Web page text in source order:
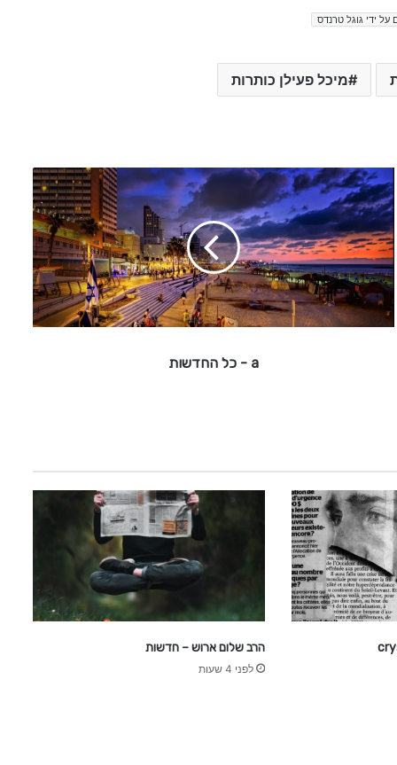
על ידי גוגל טרנדס
מיכל פעילן כותרות
-
כ
ל
ה
ח
ד
a - כל החדשות
הרב שלום ארוש – חדשות
לפני 4 שעות